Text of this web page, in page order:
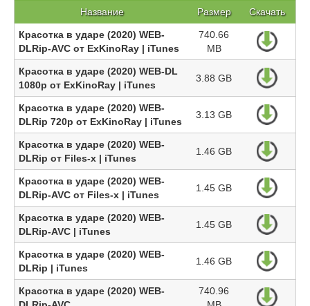
Название Размер Скачать
Красотка в ударе (2020) WEB-
DLRip-AVC от ExKinoRay | iTunes
740.66
MB
Красотка в ударе (2020) WEB-DL
1080p от ExKinoRay | iTunes
3.88 GB
Красотка в ударе (2020) WEB-
DLRip 720p от ExKinoRay | iTunes
3.13 GB
Красотка в ударе (2020) WEB-
DLRip от Files-x | iTunes
1.46 GB
Красотка в ударе (2020) WEB-
DLRip-AVC от Files-х | iTunes
1.45 GB
Красотка в ударе (2020) WEB-
DLRip-AVC | iTunes
1.45 GB
Красотка в ударе (2020) WEB-
DLRip | iTunes
1.46 GB
Красотка в ударе (2020) WEB-
740.96